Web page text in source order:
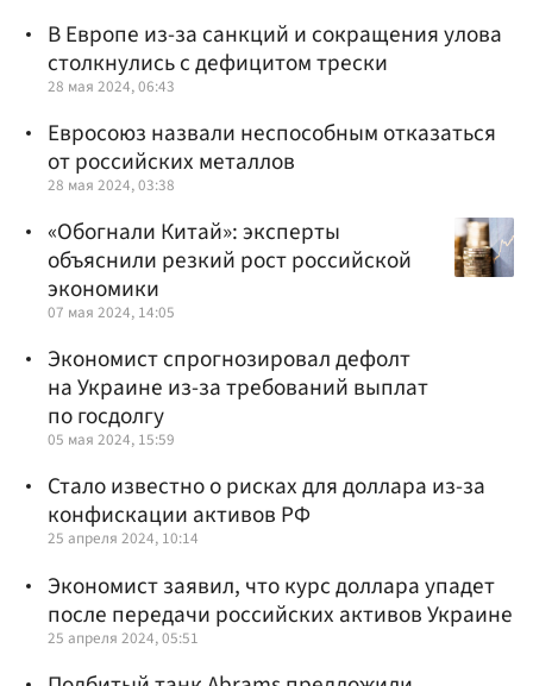
В Европе из-за санкций и сокращения улова
столкнулись с дефицитом трески
28 мая 2024, 06:43
Евросоюз назвали неспособным отказаться
от российских металлов
28 мая 2024, 03:38
«Обогнали Китай»: эксперты
объяснили резкий рост российской
экономики
07 мая 2024, 14:05
Экономист спрогнозировал дефолт
на Украине из-за требований выплат
по госдолгу
05 мая 2024, 15:59
Стало известно о рисках для доллара из-за
конфискации активов РФ
25 апреля 2024, 10:14
Экономист заявил, что курс доллара упадет
после передачи российских активов Украине
25 апреля 2024, 05:51